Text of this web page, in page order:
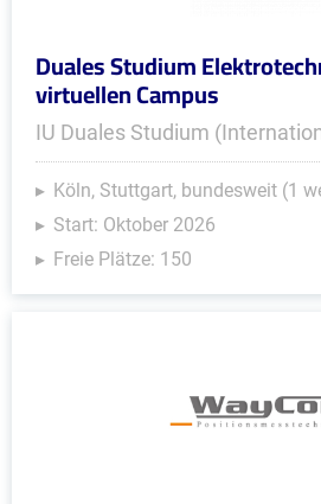
Duales Studium
virtuellen Campus
IU Duales Studium
Köln, Stuttgart, bundesweit (1
Start: Oktober 2026
Freie Plätze: 150